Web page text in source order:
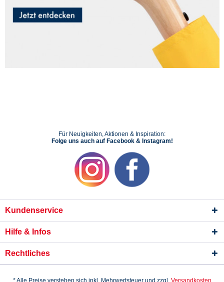
Für Neuigkeiten, Aktionen & Inspiration:
Folge uns auch auf Facebook & Instagram!
Kundenservice
Hilfe & Infos
Rechtliches